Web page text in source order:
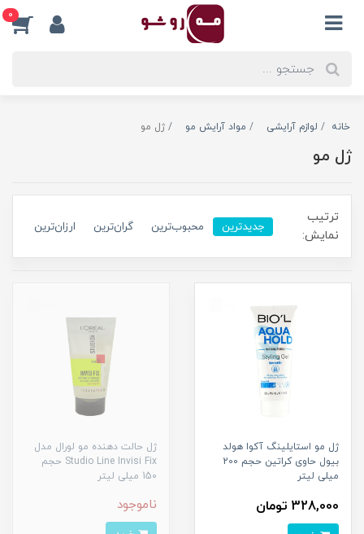
0
خانه لوازم آرایشی مواد آرایش مو ژل مو
ژل مو
ترتیب
نمایش:
جدیدترین محبوب‌ترین گران‌ترین ارزان‌ترین
ژل مو استایلینگ آکوا هولد
بیول حاوی کراتین حجم 200
میلی لیتر
328,000 تومان
ژل حالت دهنده مو لورال مدل
Studio Line Invisi Fix حجم
150 میلی لیتر
ناموجود